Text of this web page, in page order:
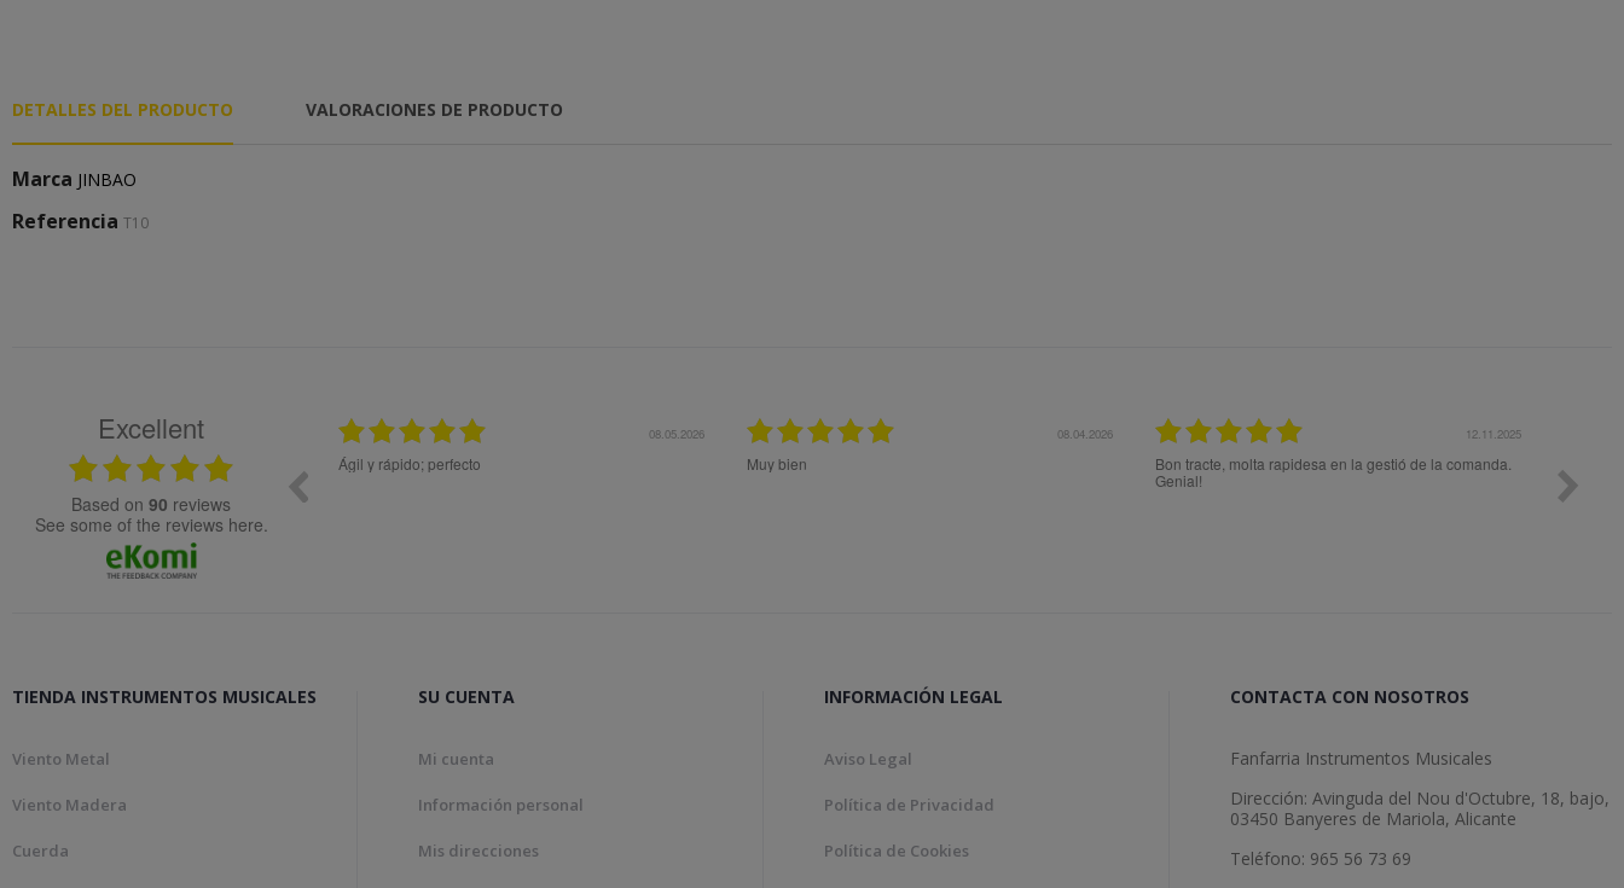
DETALLES DEL PRODUCTO VALORACIONES DE PRODUCTO
Marca JINBAO
Referencia T10
Excellent
based on 90 reviews
see some of the reviews here.
08.05.2026
Ágil y rápido; perfecto
08.04.2026
Muy bien
12.11.2025
Bon tracte, molta rapidesa en la gestió de la comanda.
Todo ok
TIENDA INSTRUMENTOS MUSICALES
Viento Metal
Viento Madera
Cuerda
SU CUENTA
Mi cuenta
Información personal
Mis direcciones
INFORMACIÓN LEGAL
Aviso Legal
Política de Privacidad
Política de Cookies
CONTACTA CON NOSOTROS
Fanfarria Instrumentos Musicales
Dirección: Avinguda del Nou d'Octubre, 18, bajo,
03450 Banyeres de Mariola, Alicante
Teléfono: 965 56 73 69